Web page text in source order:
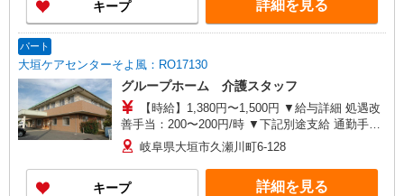
年6月支給実績 ※処遇改善手当は試用期間中(3ヶ
月)は支給なし
キープ 詳細を見る
パート
大垣ケアセンターそよ風：RO17130
グループホーム 介護スタッフ
【時給】1,380円〜1,500円 ▼給与詳細 処遇改
善手当：200〜200円/時 ▼下記別途支給 通勤手当
年末年始手当：380円/時 寸志あり：年2回（6月・
12月） ※業績による ※処遇改善手当は試用期間
中(3ヶ月)は支給なし
岐阜県大垣市久瀬川町6-128
キープ 詳細を見る